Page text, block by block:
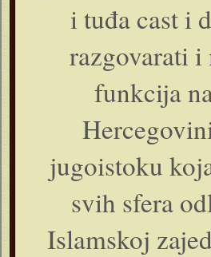
i tuđa cast i
razgovarati i
funkcija
jugoistoku
svih sfera
Islamskoj